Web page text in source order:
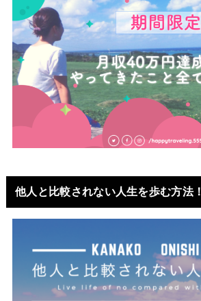
他人と比較されない人生を歩む方法！